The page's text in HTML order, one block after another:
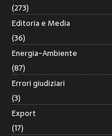
(273)
Editoria e Media
(36)
Energia-Ambiente
(87)
Errori giudiziari
(3)
Export
(17)